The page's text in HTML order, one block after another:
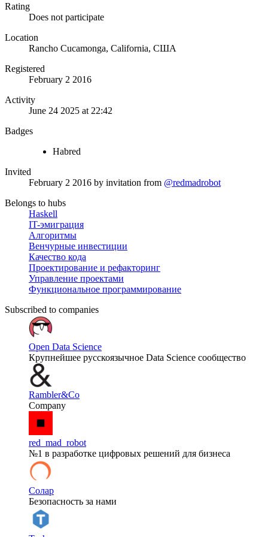
Rating
Does not participate
Location
Rancho Cucamonga, California, США
Registered
February 2 2016
Activity
June 24 2025 at 22:42
Badges
Habred
Invited
February 2 2016 by invitation from @redmadrobot
Belongs to hubs
Haskell
IT-эмиграция
Алгоритмы
Венчурные инвестиции
Качество кода
Проектирование и рефакторинг
Управление проектами
Функциональное программирование
Subscribed to companies
Open Data Science
Крупнейшее русскоязычное Data Science сообщество
Rambler&Co
Company
red_mad_robot
№1 в разработке цифровых решений для бизнеса
Солар
Безопасность за нами